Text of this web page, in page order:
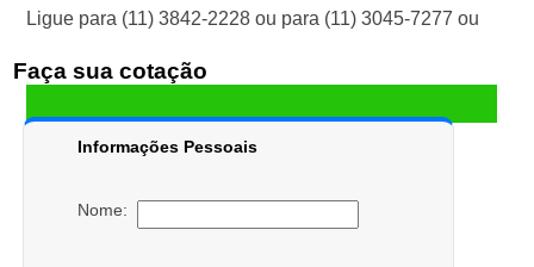
Ligue para (11) 3842-2228ou para (11) 3045-7277 ou
Faça sua cotação
Informações Pessoais
Nome: